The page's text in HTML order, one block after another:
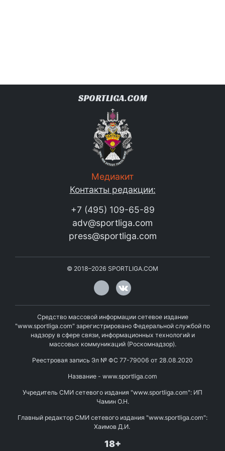
SPORTLIGA.COM
Медиакит
Контакты редакции:
+7 (495) 109-65-89
adv@sportliga.com
press@sportliga.com
© 2018–2026 SPORTLIGA.COM
Средство массовой информации сетевое издание
"www.sportliga.com" зарегистрировано Федеральной службой по
надзору в сфере связи, информационных технологий и
массовых коммуникаций (Роскомнадзор).
Реестровая запись Эл № ФС 77-79006 от 28.08.2020
Название - www.sportliga.com
Учредитель СМИ сетевого издания "www.sportliga.com": ИП
Чамин О.Н.
Главный редактор СМИ сетевого издания "www.sportliga.com":
Хаимов Д.И.
18+